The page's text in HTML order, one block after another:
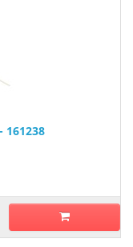
161238